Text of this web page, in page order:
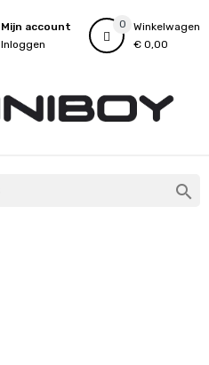
0
Winkelwagen
€ 0,00
Mijn account
Inloggen
